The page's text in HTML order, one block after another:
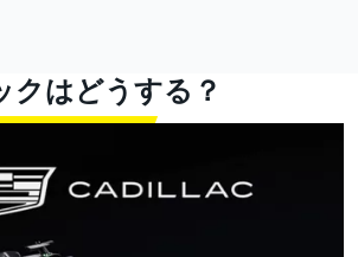
はどうする？